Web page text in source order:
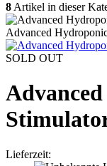
8 Artikel in dieser
Advanced
SOLD OUT
Lieferzeit: